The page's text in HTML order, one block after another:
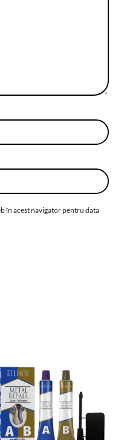
în acest navigator pentru data